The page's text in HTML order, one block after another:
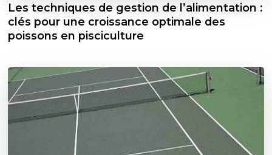
Les techniques de gestion de l’alimentation :
clés pour une croissance optimale des
poissons en pisciculture